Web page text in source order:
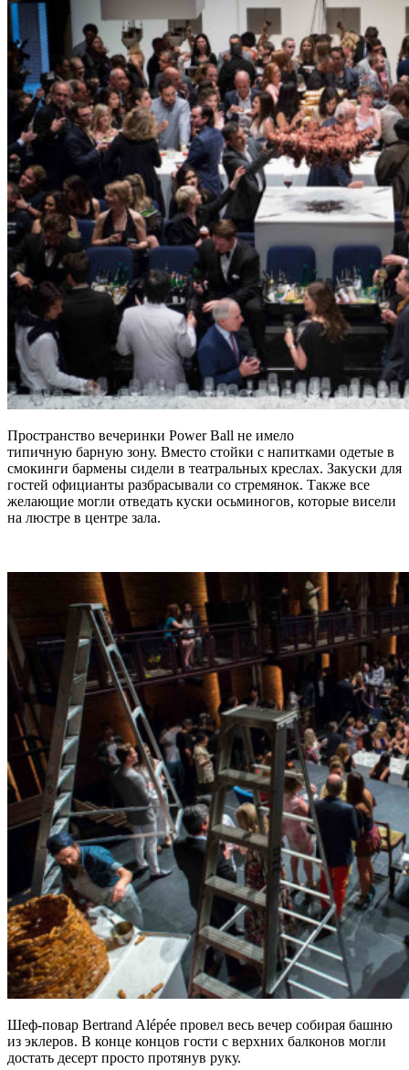
Пространство вечеринки Power Ball не имело
типичную барную зону. Вместо стойки с напитками одетые в
смокинги бармены сидели в театральных креслах. Закуски для
гостей официанты разбрасывали со стремянок. Также все
желающие могли отведать куски осьминогов, которые висели
на люстре в центре зала.
Шеф-повар Bertrand Alépée провел весь вечер собирая башню
из эклеров. В конце концов гости с верхних балконов могли
достать десерт просто протянув руку.